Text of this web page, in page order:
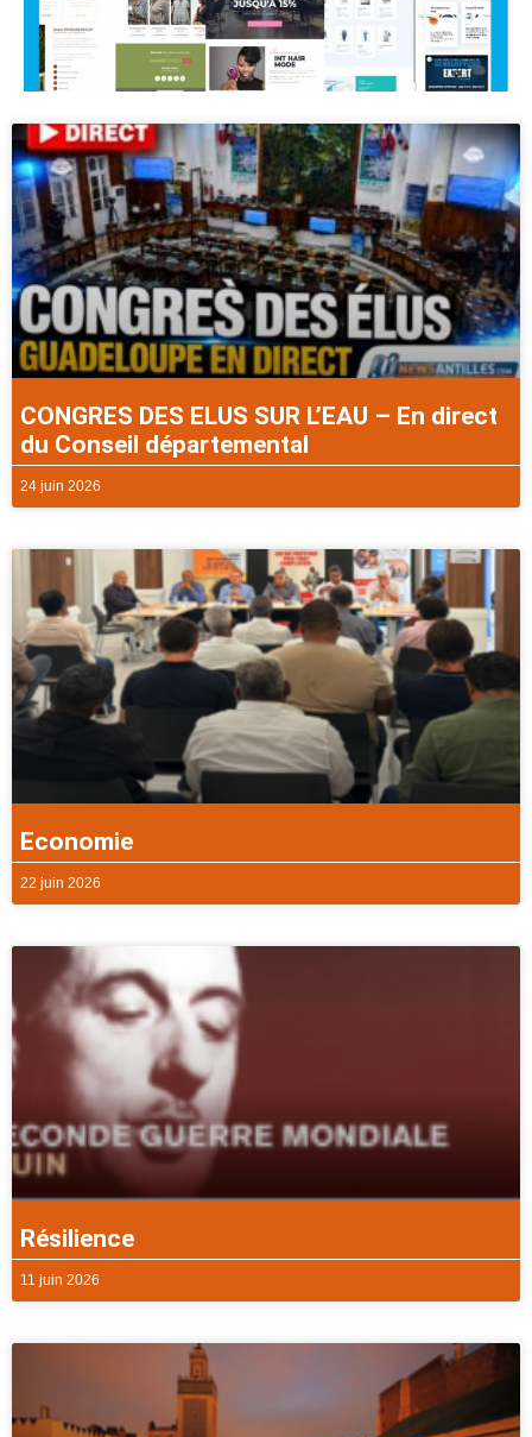
CONGRES DES ELUS SUR L’EAU – En direct
du Conseil départemental
24 juin 2026
Economie
22 juin 2026
Résilience
11 juin 2026